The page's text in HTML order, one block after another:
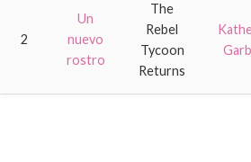
2
Un
nuevo
rostro
The
Rebel
Tycoon
Returns